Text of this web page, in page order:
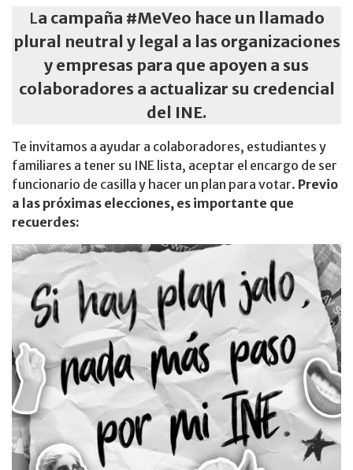
La campaña #MeVeo hace un llamado
plural neutral y legal a las organizaciones
y empresas para que apoyen a sus
colaboradores a actualizar su credencial
del INE.
Te invitamos a ayudar a colaboradores, estudiantes y
familiares a tener su INE lista, aceptar el encargo de ser
funcionario de casilla y hacer un plan para votar. Previo
a las próximas elecciones, es importante que
recuerdes: